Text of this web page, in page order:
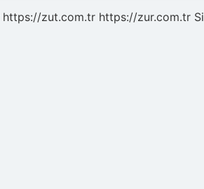
https://zut.com.tr https://zur.com.tr